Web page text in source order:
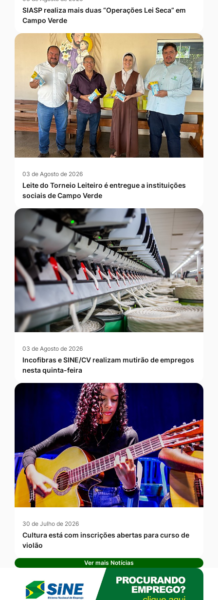
SIASP realiza mais duas “Operações Lei Seca” em
Campo Verde
03 de Agosto de 2026
Leite do Torneio Leiteiro é entregue a instituições
sociais de Campo Verde
03 de Agosto de 2026
Incofibras e SINE/CV realizam mutirão de empregos
nesta quinta-feira
30 de Julho de 2026
Cultura está com inscrições abertas para curso de
violão
Ver mais Notícias